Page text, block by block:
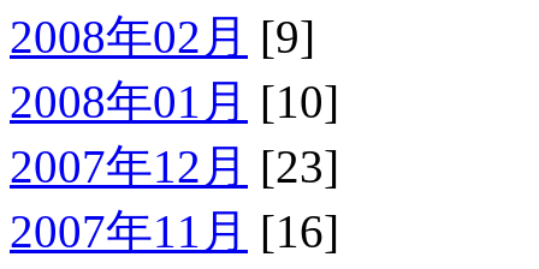
2008年02月 [9]
2008年01月 [10]
2007年12月 [23]
2007年11月 [16]